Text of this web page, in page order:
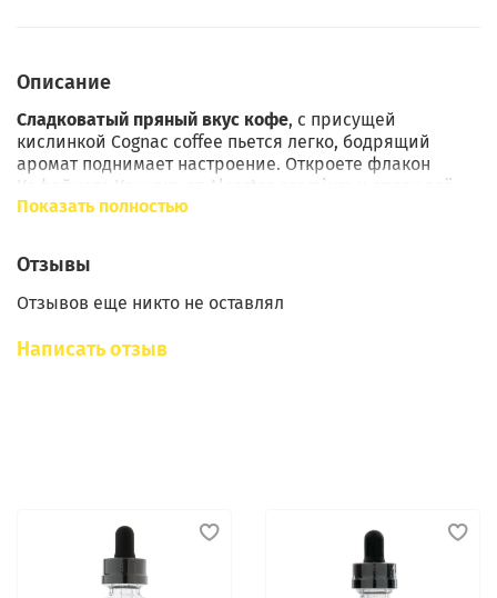
Описание
Сладковатый пряный вкус кофе, с присущей
кислинкой Cognac coffee пьется легко, бодрящий
аромат поднимает настроение. Откроете флакон
Кофейного Коньяка от Alcostar premium и сразу всё
поймете!
качество продукта. Используя современную
технологию вакуумного выпаривания, мы извлекаем
чистые ароматические масла из природных
компонентов, исключая любые химические добавки и
вредные вещества из состава.
прохладном помещении
Дождитесь полного раскрытия вкуса (несколько
дней)
Показать полностью
Отзывы
Отзывов еще никто не оставлял
Написать отзыв